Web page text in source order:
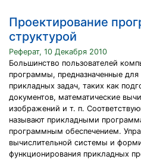
Проектирование
структурой
Реферат, 10 Декабря 2010
Большинство пользователей
программы, предназначенные
прикладных задач, таких как
документов, математические
изображений и т. п.
называют прикладными
программным обеспечением.
вычислительной системы и
функционирования прикладных